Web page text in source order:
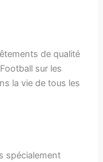
de qualité
sur les
la vie de tous les
spécialement